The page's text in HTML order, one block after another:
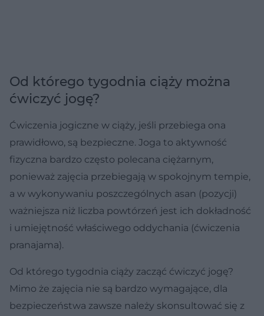
Od którego tygodnia ciąży można
ćwiczyć jogę?
Ćwiczenia jogiczne w ciąży, jeśli przebiega ona
prawidłowo, są bezpieczne. Joga to aktywność
fizyczna bardzo często polecana ciężarnym,
ponieważ zajęcia przebiegają w spokojnym tempie,
a w wykonywaniu poszczególnych asan (pozycji)
ważniejsza niż liczba powtórzeń jest ich dokładność
i umiejętność właściwego oddychania (ćwiczenia
pranajama).
Od którego tygodnia ciąży zacząć ćwiczyć jogę?
Mimo że zajęcia nie są bardzo wymagające, dla
bezpieczeństwa zawsze należy skonsultować się z